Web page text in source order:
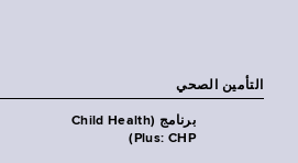
التأمين الصحي
برنامج (Child Health
Plus: CHP)